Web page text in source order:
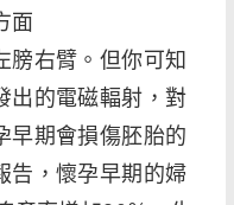
面
膀右臂。但你可知
出的電磁輻射，對
早期會損傷胚胎的
告，懷孕早期的婦